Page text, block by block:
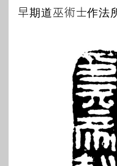
早期道巫術士作法